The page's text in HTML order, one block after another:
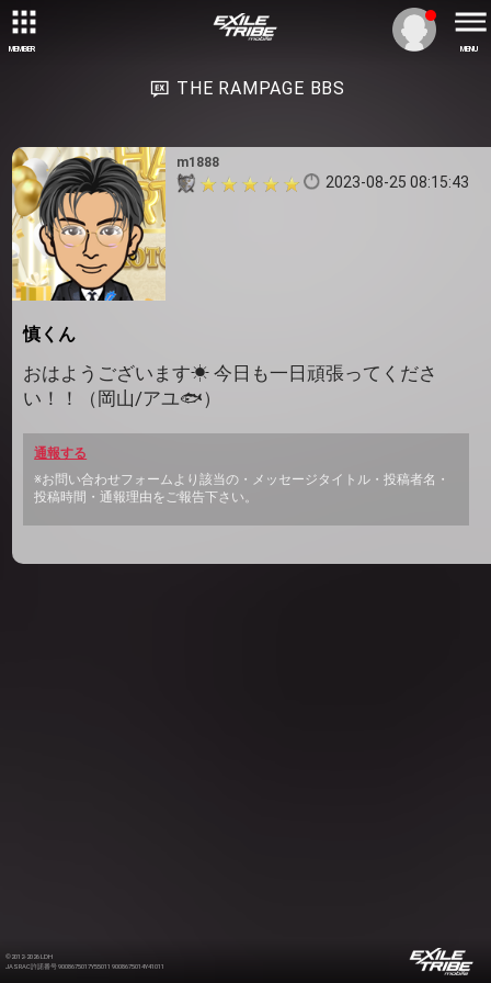
MEMBER MENU
THE RAMPAGE BBS
m1888
2023-08-25 08:15:43
慎くん
おはようございます☀ 今日も一日頑張ってくださ
い！！（岡山/アユ🐟）
通報する
※お問い合わせフォームより該当の・メッセージタイトル・投稿者名・
投稿時間・通報理由をご報告下さい。
©2012-2026 LDH
JASRAC許諾番号 9008675017Y55011 9008675014Y41011